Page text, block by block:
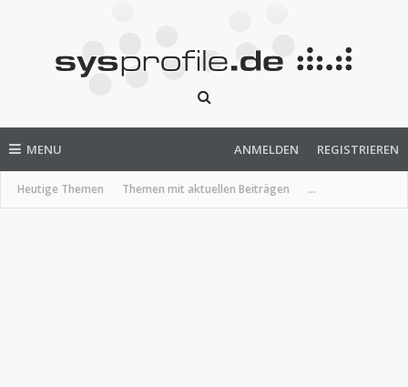
MENU
Heutige Themen Themen mit aktuellen Beiträgen ...
ANMELDEN REGISTRIEREN